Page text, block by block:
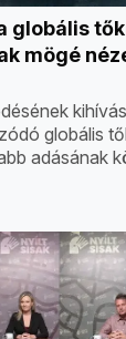
globális
mögé
globális
adásának